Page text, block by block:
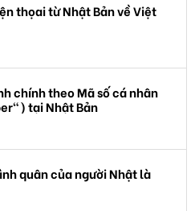
thọai từ Nhật Bản về Việt
chính theo Mã số cá nhân
tại Nhật Bản
quân của người Nhật là